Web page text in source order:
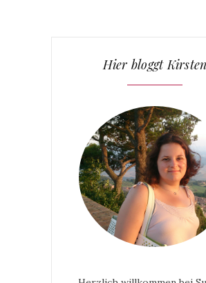
Hier bloggt Kirsten